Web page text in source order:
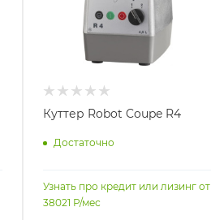
Куттер Robot Coupe R4
Достаточно
Узнать про кредит или лизинг от
38021 Р/мес